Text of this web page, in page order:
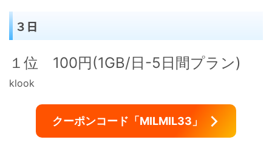
３日
１位 100円(1GB/日-5日間プラン)
klook
クーポンコード「MILMIL33」